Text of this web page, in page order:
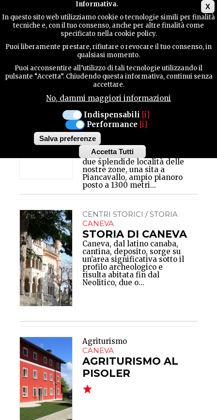
X
Informativa.
In questo sito web utilizziamo cookie o tecnologie simili per finalità
tecniche e, con il tuo consenso, anche per altre finalità come
specificato nella cookie policy.
Puoi liberamente prestare, rifiutare o revocare il tuo consenso, in
qualsiasi momento.
Puoi acconsentire all’utilizzo di tali tecnologie utilizzando il
pulsante “Accetta”. Chiudendo questa informativa, continui senza
accettare.
No, dammi maggiori informazioni
Indispensabili [i]
Performance [i]
Salva preferenze
Accetta Tutti
Withdraw
consent
CONTATTI
SPORT / TREKKING
AVIANO / CANEVA /
PIANCAVALLO
PIANCAVALLO E
CANSIGLIO:
AMBIENTE E
VEGETAZIONE
Gli amanti della montagna
non possono non visitare
due splendide località delle
nostre zone, una sita a
Piancavallo, ampio pianoro
posto a 1300 metri...
CENTRI STORICI / STORIA
CANEVA
STORIA DI CANEVA
Caneva, dal latino canaba,
cantina, deposito, sorge su
un’area significativa sotto il
profilo archeologico e
risulta abitata fin dal
Neolitico, due o...
Agriturismo
CANEVA
AGRITURISMO AL
PISOLER